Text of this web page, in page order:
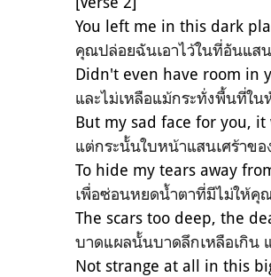
You left me in this dark
คุณปล่อยฉันเอาไว้ในที่อันแส
Didn't even have room in
และไม่เหลือแม้กระทั่งพื้นที่ใ
But my sad face for you, it
แต่กระนั้นใบหน้าแสนเศร้าข
To hide my tears away
เพื่อซ่อนหยดน้ำตาที่มีไม่ให้คุ
The scars too deep, the
บาดแผลนั้นบาดลึกเหลือเกิน
Not strange at all in this